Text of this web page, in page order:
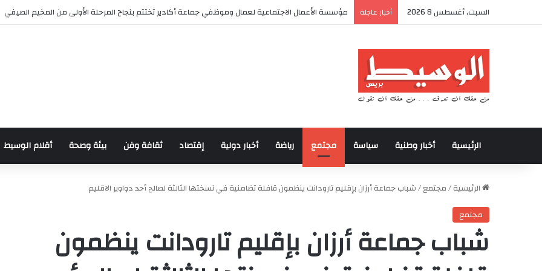
السبت, أغسطس 8 2026 أخبار عاجلة مؤسسة الأعمال الاجتماعية لعمال وموظفي جماعة أكادير تختتم بنجاح المرحلة الأولى من المخيم الصيفي
الرئيسية أخبار وطنية سياسة مجتمع رياضة أخبار دولية إقتصاد ثقافة وفن بيئة وصحة أقلام الوسيط
الرئيسية/مجتمع/شباب جماعة أرزان بإقليم تارودانت ينظمون قافلة تضامنية في نسختها الثالثة لصالح أحد دواوير الاقليم
مجتمع
شباب جماعة أرزان بإقليم تارودانت ينظمون